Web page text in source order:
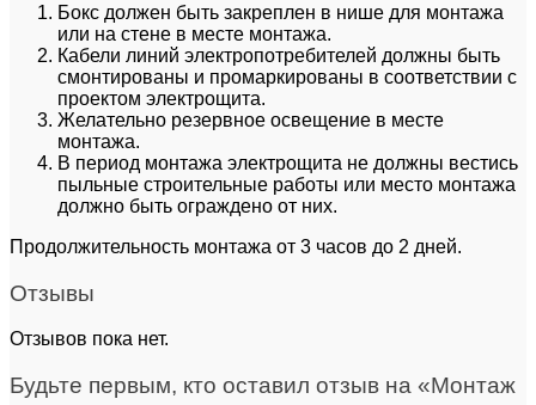
Бокс должен быть закреплен в нише для монтажа
или на стене в месте монтажа.
Кабели линий электропотребителей должны быть
смонтированы и промаркированы в соответствии с
проектом электрощита.
Желательно резервное освещение в месте
монтажа.
В период монтажа электрощита не должны вестись
пыльные строительные работы или место монтажа
должно быть ограждено от них.
Продолжительность монтажа от 3 часов до 2 дней.
Отзывы
Отзывов пока нет.
Будьте первым, кто оставил отзыв на «Монтаж